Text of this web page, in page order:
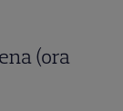
(ora